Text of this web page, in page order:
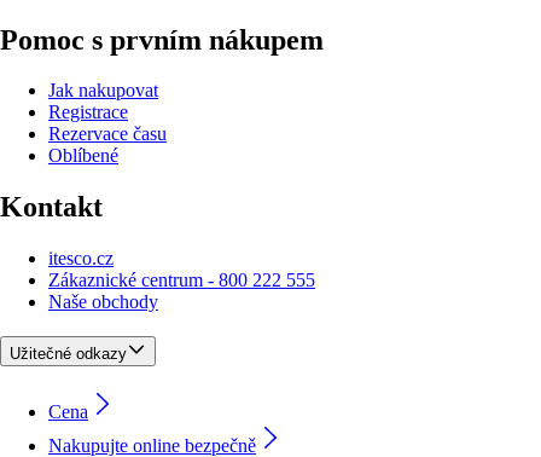
Pomoc s prvním nákupem
Jak nakupovat
Registrace
Rezervace času
Oblíbené
Kontakt
itesco.cz
Zákaznické centrum - 800 222 555
Naše obchody
Užitečné odkazy
Cena
Nakupujte online bezpečně